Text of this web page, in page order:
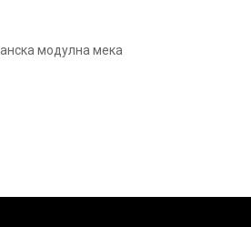
модулна мека